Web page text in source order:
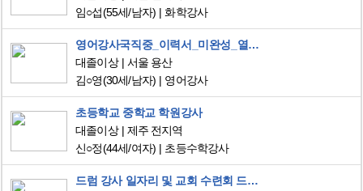
임○섭(55세/남자) 화학강사
영어강사국직중_이력서_미완성_열람X
대졸이상
서울 용산
김○영(30세/남자) 영어강사
초등학교 중학교 학원강사
대졸이상
제주 전지역
신○정(44세/여자) 초등수학강사
드럼 강사 일자리 및 교회 수련회 드럼사역 일자리 찾고있습니다